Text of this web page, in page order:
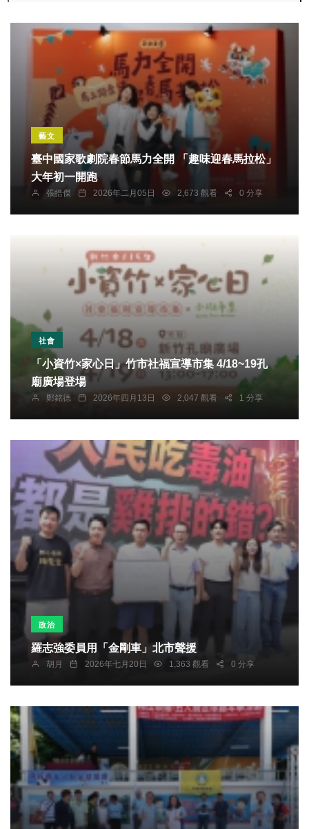
藝文
臺中國家歌劇院春節馬力全開 「趣味迎春馬拉松」
大年初一開跑
張皓傑 2026年二月05日 2,673 觀看 0 分享
社會
「小資竹×家心日」竹市社福宣導市集 4/18~19孔
廟廣場登場
鄭銘德 2026年四月13日 2,047 觀看 1 分享
政治
羅志強委員用「金剛車」北市聲援
胡月 2026年七月20日 1,363 觀看 0 分享